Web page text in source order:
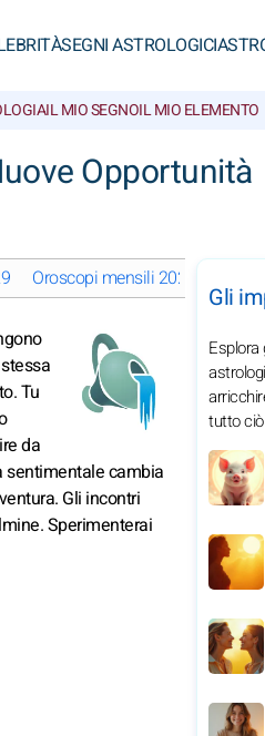
SEGNI ASTROLOGICI
IL MIO SEGNOIL MIO ELEMENTO
Opportunità
Oroscopi mensili 2029
Tu
da
sentimentale cambia
Gli incontri
Sperimenterai
Gli
Esplora
tutto